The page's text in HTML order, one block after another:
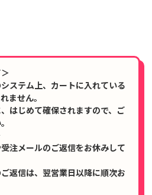
ステム上、カートに入れている
ません。
はじめて確保されますので、ご
注メールのご返信をお休みして
返信は、翌営業日以降に順次お